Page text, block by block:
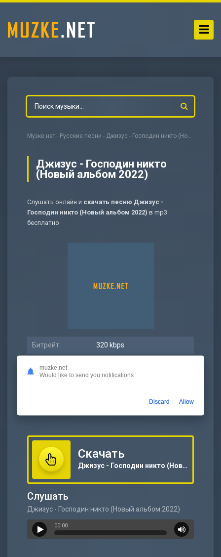
Музке.нет - Русские песни - Джизус - Господин никто (Новый альбом 2022)
Джизус - Господин никто
(Новый альбом 2022)
Слушать онлайн и скачать песню Джизус -
Господин никто (Новый альбом 2022) в mp3
бесплатно
Битрейт: 320 kbps
Длительность: 2:54
Скачать
Джизус - Господин никто (Новый альбом 2022)
Слушать
Джизус - Господин никто (Новый альбом 2022)
00:00 …
muzke.net
Would like to send you notifications
Discard Allow